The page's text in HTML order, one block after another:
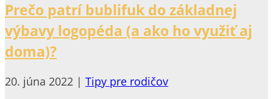
Prečo patrí bublifuk do základnej
výbavy logopéda (a ako ho využiť aj
doma)?
20. júna 2022 | Tipy pre rodičov